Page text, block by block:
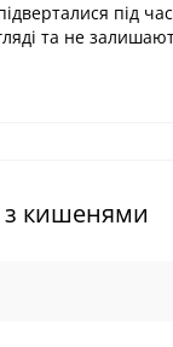
під
та не
з кишенями